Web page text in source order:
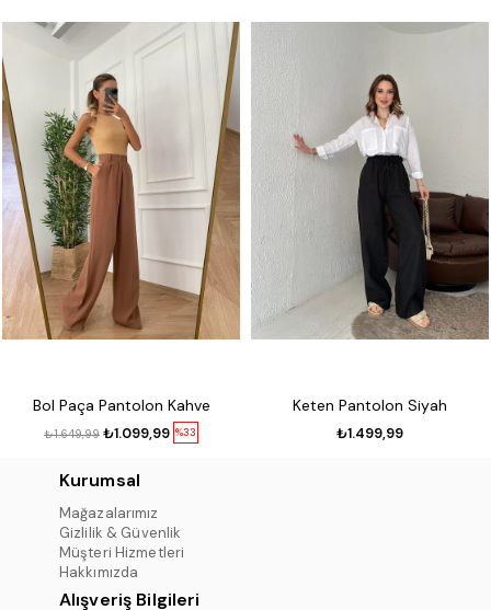
Bol Paça Pantolon Kahve
%33
₺1.099,99
₺1.649,99
Keten Pantolon Siyah
₺1.499,99
Kurumsal
Mağazalarımız
Gizlilik & Güvenlik
Müşteri Hizmetleri
Hakkımızda
Alışveriş Bilgileri